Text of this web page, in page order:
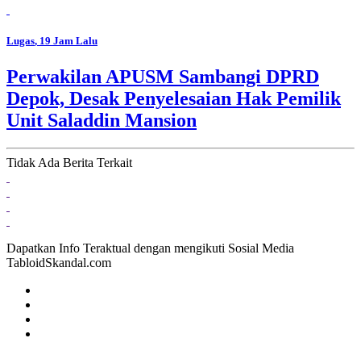
Lugas, 19 Jam Lalu
Perwakilan APUSM Sambangi DPRD
Depok, Desak Penyelesaian Hak Pemilik
Unit Saladdin Mansion
Tidak Ada Berita Terkait
Dapatkan Info Teraktual dengan mengikuti Sosial Media
TabloidSkandal.com